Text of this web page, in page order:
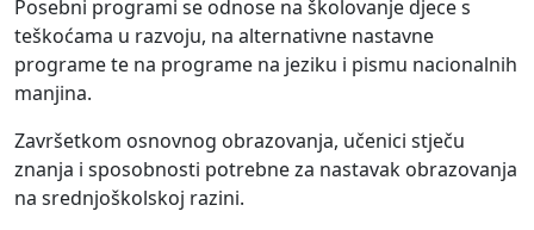
Posebni programi se odnose na školovanje djece s
teškoćama u razvoju, na alternativne nastavne
programe te na programe na jeziku i pismu nacionalnih
manjina.
Završetkom osnovnog obrazovanja, učenici stječu
znanja i sposobnosti potrebne za nastavak obrazovanja
na srednjoškolskoj razini.